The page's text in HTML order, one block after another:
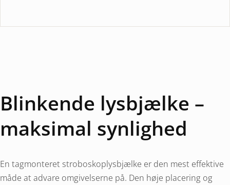
Blinkende lysbjælke –
maksimal synlighed
En tagmonteret stroboskoplysbjælke er den mest effektive
måde at advare omgivelserne på. Den høje placering og